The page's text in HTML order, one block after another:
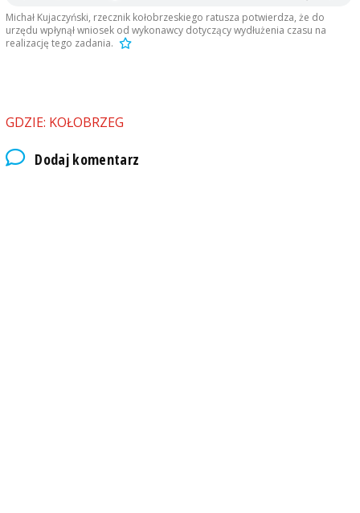
Michał Kujaczyński, rzecznik kołobrzeskiego ratusza potwierdza, że do
urzędu wpłynął wniosek od wykonawcy dotyczący wydłużenia czasu na
realizację tego zadania.
GDZIE: KOŁOBRZEG
Dodaj komentarz